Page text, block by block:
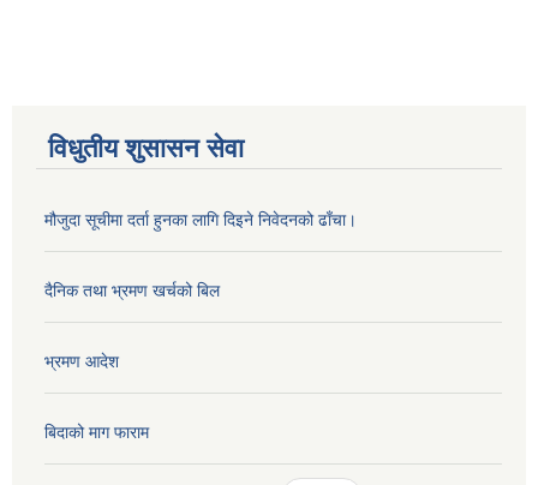
विधुतीय शुसासन सेवा
मौजुदा सूचीमा दर्ता हुनका लागि दिइने निवेदनको ढाँचा।
दैनिक तथा भ्रमण खर्चको बिल
भ्रमण आदेश
बिदाको माग फाराम